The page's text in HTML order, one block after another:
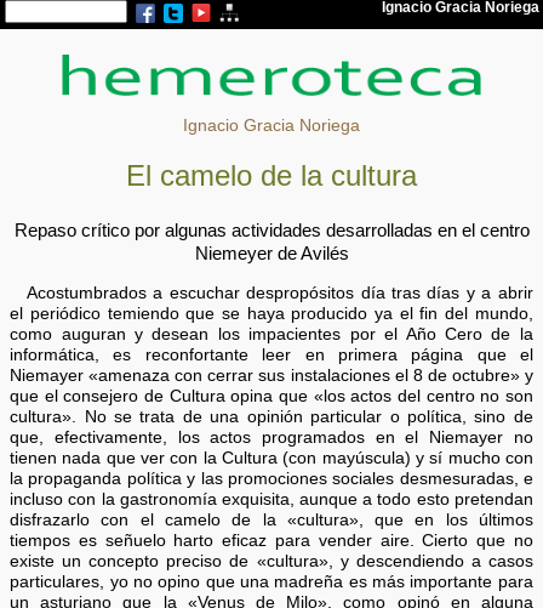
Ignacio Gracia Noriega
El camelo de la cultura
Repaso crítico por algunas actividades desarrolladas en el centro
Niemeyer de Avilés
Acostumbrados a escuchar despropósitos día tras días y a abrir
el periódico temiendo que se haya producido ya el fin del mundo,
como auguran y desean los impacientes por el Año Cero de la
informática, es reconfortante leer en primera página que el
Niemayer «amenaza con cerrar sus instalaciones el 8 de octubre» y
que el consejero de Cultura opina que «los actos del centro no son
cultura». No se trata de una opinión particular o política, sino de
que, efectivamente, los actos programados en el Niemayer no
tienen nada que ver con la Cultura (con mayúscula) y sí mucho con
la propaganda política y las promociones sociales desmesuradas, e
incluso con la gastronomía exquisita, aunque a todo esto pretendan
disfrazarlo con el camelo de la «cultura», que en los últimos
tiempos es señuelo harto eficaz para vender aire. Cierto que no
existe un concepto preciso de «cultura», y descendiendo a casos
particulares, yo no opino que una madreña es más importante para
un asturiano que la «Venus de Milo», como opinó en alguna